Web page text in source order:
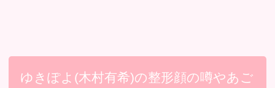
ゆきぽよ(木村有希)の整形顔の噂やあご